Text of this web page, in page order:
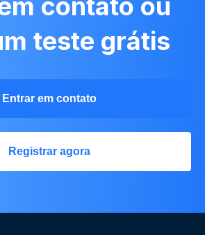
contato ou
teste grátis
Entrar em contato
Registrar agora